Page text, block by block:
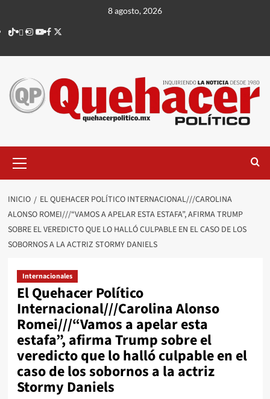
contenido
8 agosto, 2026
TikTok
threads
Instagram
Youtube
Facebook
X
principal
INICIO
EL QUEHACER POLÍTICO INTERNACIONAL///CAROLINA
ALONSO ROMEI///“VAMOS A APELAR ESTA ESTAFA”, AFIRMA TRUMP
SOBRE EL VEREDICTO QUE LO HALLÓ CULPABLE EN EL CASO DE LOS
SOBORNOS A LA ACTRIZ STORMY DANIELS
Internacionales
El Quehacer Político
Internacional///Carolina Alonso
Romei///“Vamos a apelar esta
estafa”, afirma Trump sobre el
veredicto que lo halló culpable en el
caso de los sobornos a la actriz
Stormy Daniels